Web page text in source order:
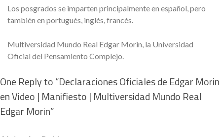
Los posgrados se imparten principalmente en español, pero
también en portugués, inglés, francés.
Multiversidad Mundo Real Edgar Morin, la Universidad
Oficial del Pensamiento Complejo.
One Reply to “Declaraciones Oficiales de Edgar Morin
en Video | Manifiesto | Multiversidad Mundo Real
Edgar Morin”